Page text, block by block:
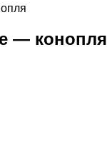
— конопля